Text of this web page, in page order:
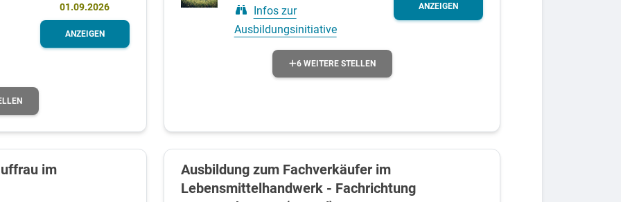
01.09.2026
ANZEIGEN
Infos zur
Ausbildungsinitiative
ANZEIGEN
6 WEITERE STELLEN
im
Ausbildung zum Fachverkäufer im
Lebensmittelhandwerk - Fachrichtung